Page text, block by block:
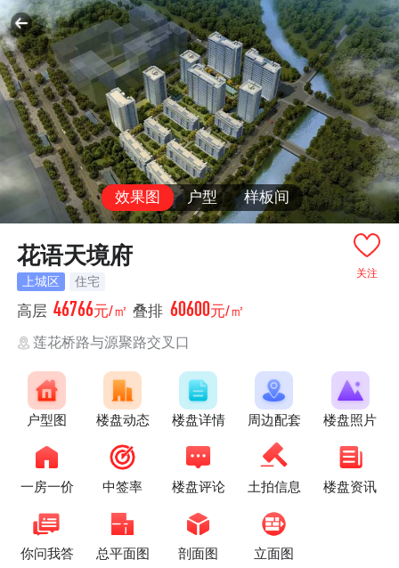
效果图 户型 样板间
关注
花语天境府
上城区 住宅
高层 46766元/㎡ 叠排 60600元/㎡
莲花桥路与源聚路交叉口
户型图 楼盘动态 楼盘详情 周边配套 楼盘照片
一房一价 中签率 楼盘评论 土拍信息 楼盘资讯
你问我答 总平面图 剖面图 立面图